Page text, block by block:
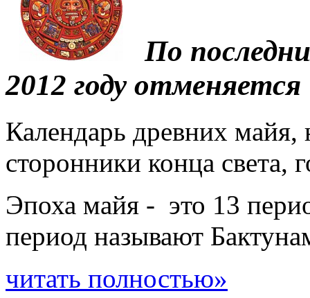
По
2012 году отменяется
Календарь древних майя,
сторонники конца света,
Эпоха майя - это 13
период называют
читать полностью»